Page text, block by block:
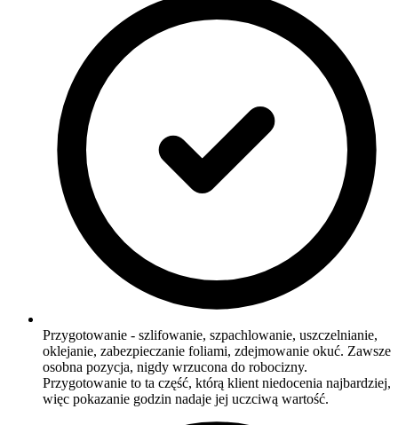
Przygotowanie - szlifowanie, szpachlowanie, uszczelnianie,
oklejanie, zabezpieczanie foliami, zdejmowanie okuć. Zawsze
osobna pozycja, nigdy wrzucona do robocizny.
Przygotowanie to ta część, którą klient niedocenia najbardziej,
więc pokazanie godzin nadaje jej uczciwą wartość.